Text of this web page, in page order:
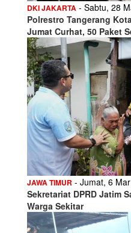
DKI JAKARTA - Sabtu, 28
Polrestro Tangerang
Jumat Curhat, 50 Paket
JAWA TIMUR - Jumat, 6
Sekretariat DPRD Jatim
Warga Sekitar